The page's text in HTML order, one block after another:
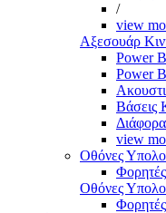
/
view
Αξεσουάρ
Power
Power
Βάσεις
view
Οθόνες
Οθόνες